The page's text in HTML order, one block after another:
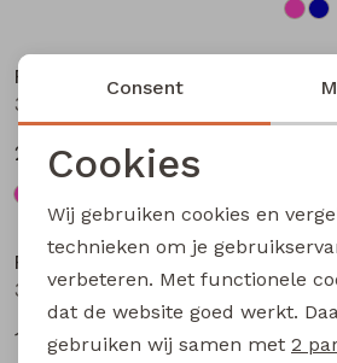
Persival
27,99
Nieuw
Persival
3310807 W20102 meisjes rok kort Bordeaux
17,99
Noodzakelijke cookies
Analytische cookies
Marketing cookies
Consent
Cookies
Wij gebruiken cookies en
technieken om je
verbeteren. Met functionele
dat de website goed werkt.
gebruiken wij samen met 2